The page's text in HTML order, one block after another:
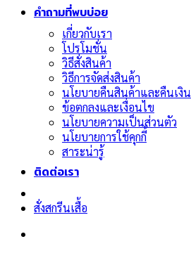
คำถามที่พบบ่อย
เกี่ยวกับเรา
โปรโมชั่น
วิธีสั่งสินค้า
วิธีการจัดส่งสินค้า
นโยบายคืนสินค้าและคืนเงิน
ข้อตกลงและเงื่อนไข
นโยบายความเป็นส่วนตัว
นโยบายการใช้คุกกี้
สาระน่ารู้
ติดต่อเรา
สั่งสกรีนเสื้อ